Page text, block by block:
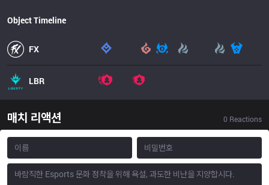
Object Timeline
FX
LBR
매치 리액션 0 Reactions